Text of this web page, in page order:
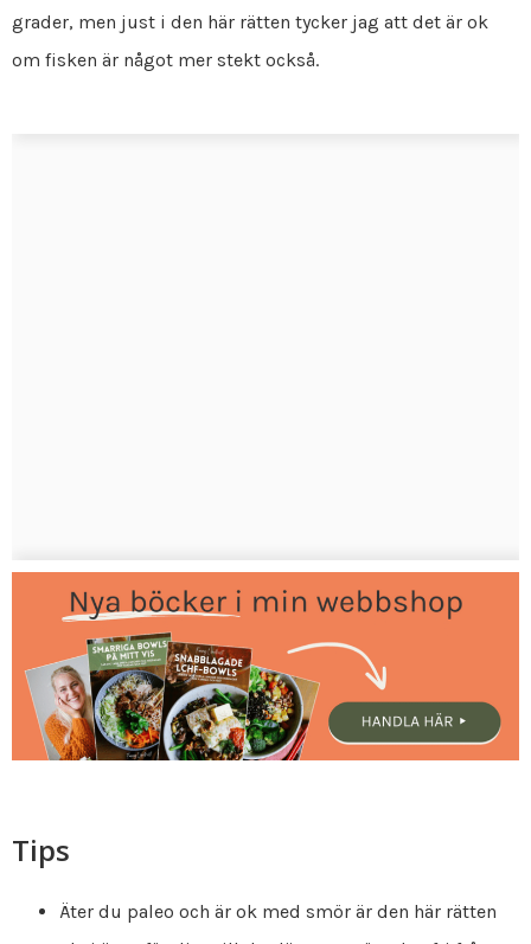
grader, men just i den här rätten tycker jag att det är ok
om fisken är något mer stekt också.
Tips
Äter du paleo och är ok med smör är den här rätten